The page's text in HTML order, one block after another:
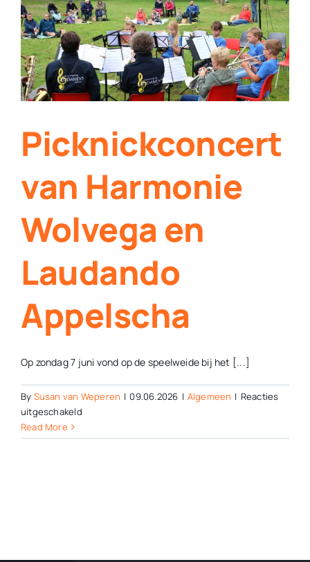
Contact
Plaats je eigen nieuws
Picknickconcert
van Harmonie
Wolvega en
Laudando
Appelscha
Op zondag 7 juni vond op de speelweide bij het [...]
By Susan van Weperen | 09.06.2026 | Algemeen | Reacties
uitgeschakeldvoor
van
Read More